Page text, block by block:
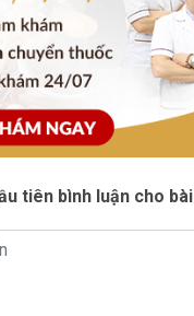
tiên bình luận cho